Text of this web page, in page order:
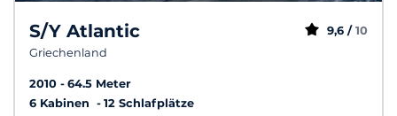
S/Y Atlantic
Griechenland
9,6 / 10
2010
64.5 Meter
6 Kabinen
12 Schlafplätze